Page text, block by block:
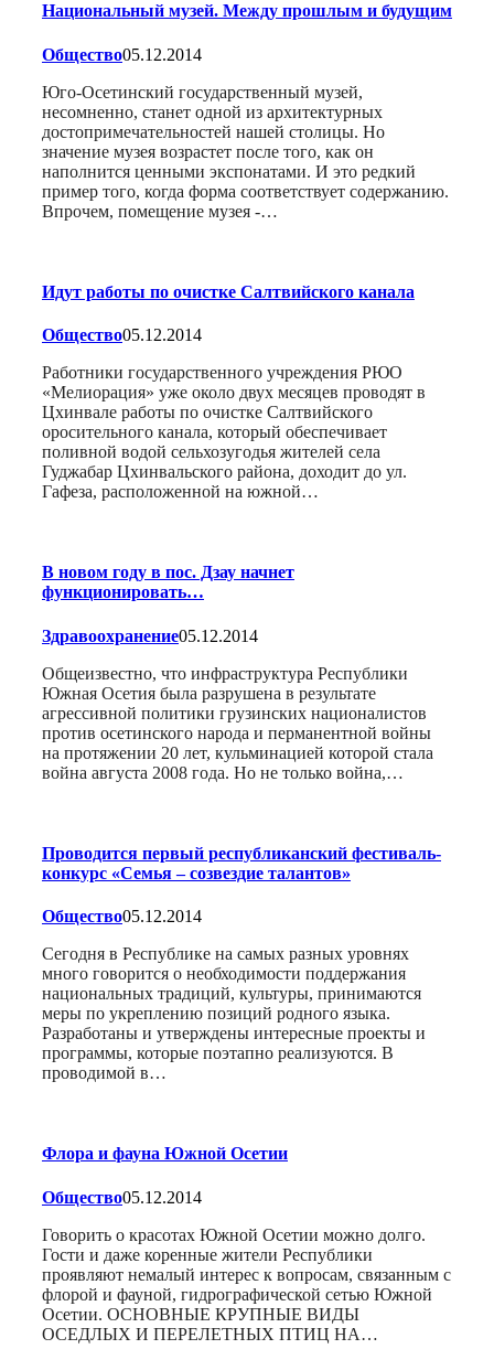
Национальный музей. Между прошлым и будущим
Общество05.12.2014
Юго-Осетинский государственный музей,
несомненно, станет одной из архитектурных
достопримечательностей нашей столицы. Но
значение музея возрастет после того, как он
наполнится ценными экспонатами. И это редкий
пример того, когда форма соответствует содержанию.
Впрочем, помещение музея -…
Идут работы по очистке Салтвийского канала
Общество05.12.2014
Работники государственного учреждения РЮО
«Мелиорация» уже около двух месяцев проводят в
Цхинвале работы по очистке Салтвийского
оросительного канала, который обеспечивает
поливной водой сельхозугодья жителей села
Гуджабар Цхинвальского района, доходит до ул.
Гафеза, расположенной на южной…
В новом году в пос. Дзау начнет
функционировать…
Здравоохранение05.12.2014
Общеизвестно, что инфраструктура Республики
Южная Осетия была разрушена в результате
агрессивной политики грузинских националистов
против осетинского народа и перманентной войны
на протяжении 20 лет, кульминацией которой стала
война августа 2008 года. Но не только война,…
Проводится первый республиканский фестиваль-
конкурс «Семья – созвездие талантов»
Общество05.12.2014
Сегодня в Республике на самых разных уровнях
много говорится о необходимости поддержания
национальных традиций, культуры, принимаются
меры по укреплению позиций родного языка.
Разработаны и утверждены интересные проекты и
программы, которые поэтапно реализуются. В
проводимой в…
Флора и фауна Южной Осетии
Общество05.12.2014
Говорить о красотах Южной Осетии можно долго.
Гости и даже коренные жители Республики
проявляют немалый интерес к вопросам, связанным с
флорой и фауной, гидрографической сетью Южной
Осетии. ОСНОВНЫЕ КРУПНЫЕ ВИДЫ
ОСЕДЛЫХ И ПЕРЕЛЕТНЫХ ПТИЦ НА…